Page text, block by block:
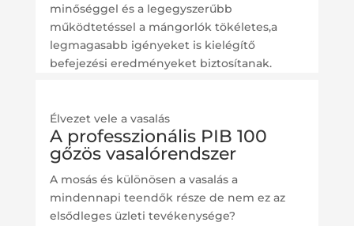
minőséggel és a legegyszerűbb
működtetéssel a mángorlók tökéletes,a
legmagasabb igényeket is kielégítő
befejezési eredményeket biztosítanak.
Élvezet vele a vasalás
A professzionális PIB 100
gőzös vasalórendszer
A mosás és különösen a vasalás a
mindennapi teendők része de nem ez az
elsődleges üzleti tevékenysége?